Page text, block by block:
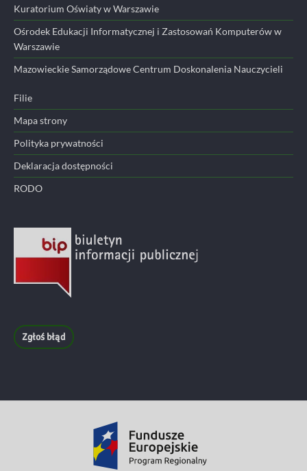
Kuratorium Oświaty w Warszawie
Ośrodek Edukacji Informatycznej i Zastosowań Komputerów w
Warszawie
Mazowieckie Samorządowe Centrum Doskonalenia Nauczycieli
Filie
Mapa strony
Polityka prywatności
Deklaracja dostępności
RODO
Zgłoś błąd